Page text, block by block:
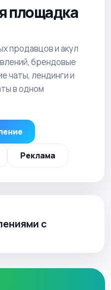
площадка
продавцов и акул
брендовые
чаты, лендинги и
в одном
Реклама
с